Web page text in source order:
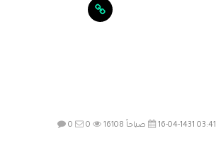
16-04-1431 03:41 صباحاً 0 0 16108